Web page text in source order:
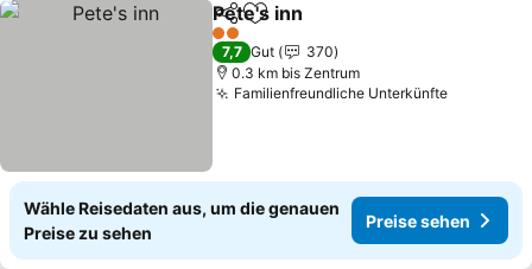
TeilenZu Favoriten hinzufügen
Pete's inn
2 Sterne
7,7 Gut
370
0.3 km bis Zentrum
Familienfreundliche Unterkünfte
Wähle Reisedaten aus, um die genauen
Preise zu sehen
Preise sehen